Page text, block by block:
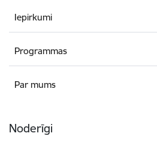
Iepirkumi
Programmas
Par mums
Noderīgi